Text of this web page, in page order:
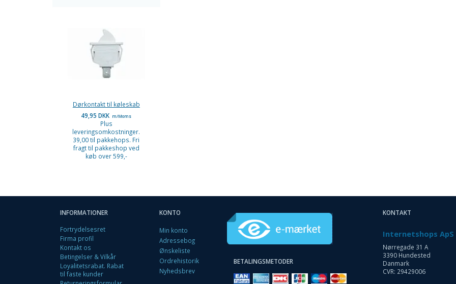
Dørkontakt til køleskab
49,95 DKK m/Moms
Plus
leveringsomkostninger.
39,00 til pakkehops. Fri
fragt til pakkeshop ved
køb over 599,-
INFORMATIONER
Fortrydelsesret
Firma profil
Kontakt os
Betingelser & Vilkår
Loyalitetsrabat. Rabat
til faste kunder
KONTO
Min konto
Adressebog
Ønskeliste
Ordrehistorik
Nyhedsbrev
BETALINGSMETODER
KONTAKT
Internetshops ApS
Nørregade 31 A
3390 Hundested
Danmark
CVR: 29429006